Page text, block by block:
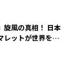
旋風の真相！ 日本
レットが世界を席